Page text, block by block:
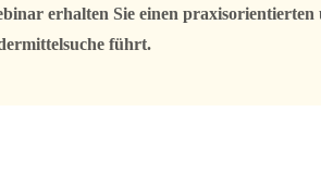
erhalten Sie einen
führt.